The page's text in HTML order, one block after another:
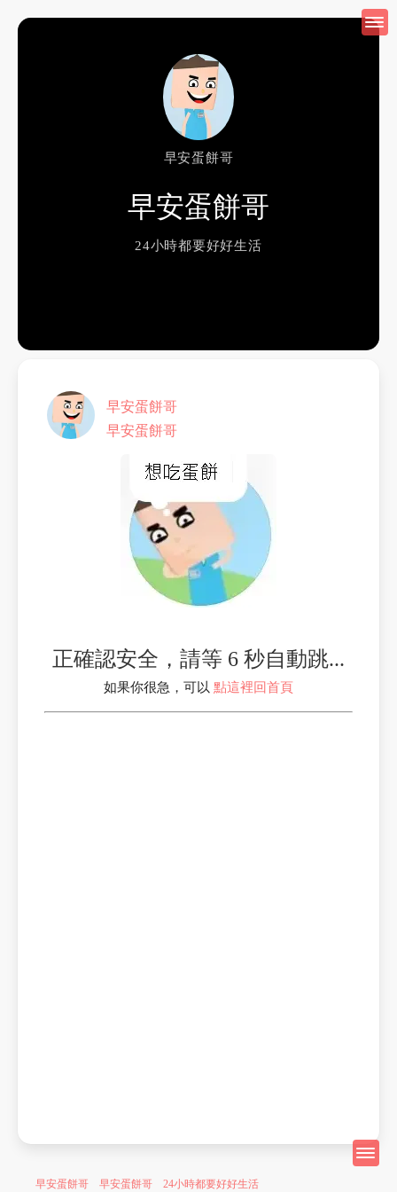
早安蛋餅哥
早安蛋餅哥
24小時都要好好生活
早安蛋餅哥
早安蛋餅哥
正確認安全，請等 6 秒自動跳...
如果你很急，可以 點這裡回首頁
早安蛋餅哥 早安蛋餅哥 24小時都要好好生活